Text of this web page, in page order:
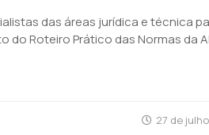
das áreas jurídica e técnica
do Roteiro Prático das Normas da
27 de